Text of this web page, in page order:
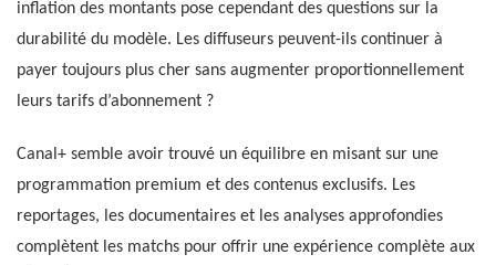
inflation des montants pose cependant des questions sur la
durabilité du modèle. Les diffuseurs peuvent-ils continuer à
payer toujours plus cher sans augmenter proportionnellement
leurs tarifs d’abonnement ?
Canal+ semble avoir trouvé un équilibre en misant sur une
programmation premium et des contenus exclusifs. Les
reportages, les documentaires et les analyses approfondies
complètent les matchs pour offrir une expérience complète aux